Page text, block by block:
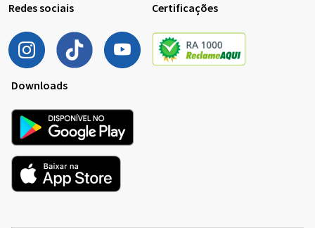
Redes sociais Certificações
Downloads